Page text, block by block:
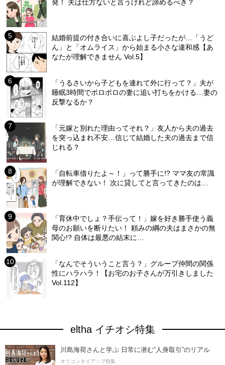
発！ 夫は仕方ないと言うけれど諦めるべき？
結婚前提の付き合いに喜ぶよし子だったが…「うど
ん」と「オムライス」から始まる小さな違和感【あ
なたが理解できません Vol.5】
「うるさいから子どもを連れて外に行って？」夫が
睡眠3時間でボロボロの妻に追い打ちをかける…妻の
反撃なるか？
「元嫁と別れた理由ってそれ？」友人から夫の過去
を突っ込まれ不安…信じて結婚した夫の過去まで信
じれる？
「自転車借りたよ～！」って勝手に!? ママ友の常識
が理解できない！ 次に貸してと言ってきたのは…
「育休中でしょ？手伝って！」嫁を好き勝手使う義
母のお願いを断りたい！ 頼みの綱の夫はまさかの無
関心!? 自体は最悪の結末に…
「なんでそういうこと言う？」グループ仲間の関係
性にハラハラ！【お宅のお子さんが万引きしました
Vol.112】
eltha イチオシ特集
川島海荷さんと学ぶ 日常に潜む“人身取引”のリアル
オリコンタイアップ特集